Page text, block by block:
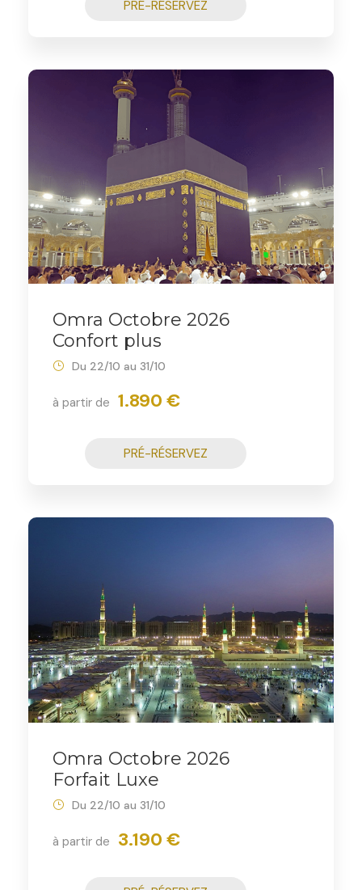
PRÉ-RÉSERVEZ
Omra Octobre 2026
Confort plus
à partir de 1.890 €
Du 22/10 au 31/10
PRÉ-RÉSERVEZ
Omra Octobre 2026
Forfait Luxe
à partir de 3.190 €
Du 22/10 au 31/10